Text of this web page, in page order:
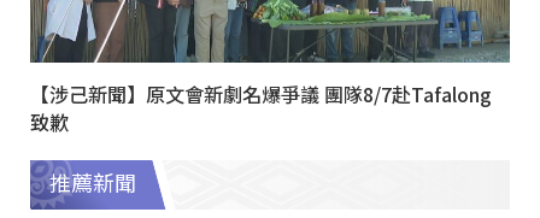
【涉己新聞】原文會新劇名爆爭議 團隊8/7赴Tafalong
致歉
推薦新聞